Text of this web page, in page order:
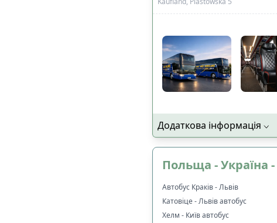
Додаткова інформація
Польща - Україна -
Автобус Краків - Львів
Катовіце - Львів автобус
Хелм - Київ автобус